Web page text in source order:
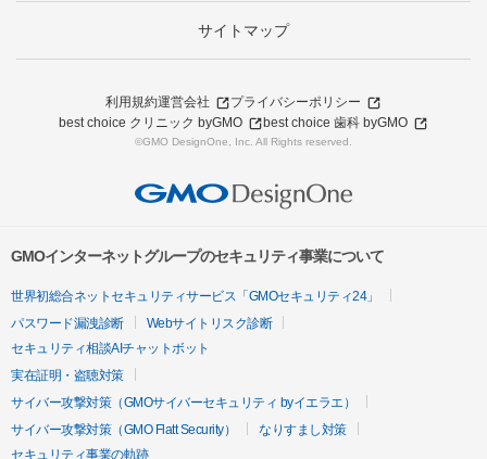
サイトマップ
利用規約運営会社
プライバシーポリシー
best choice クリニック byGMO
best choice 歯科 byGMO
©GMO DesignOne, Inc. All Rights reserved.
GMOインターネットグループのセキュリティ事業について
世界初総合ネットセキュリティサービス「GMOセキュリティ24」
パスワード漏洩診断
Webサイトリスク診断
セキュリティ相談AIチャットボット
実在証明・盗聴対策
サイバー攻撃対策（GMOサイバーセキュリティ byイエラエ）
サイバー攻撃対策（GMO Flatt Security）
なりすまし対策
セキュリティ事業の軌跡